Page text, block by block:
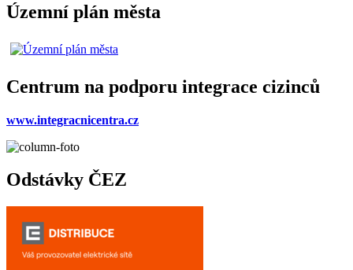
Územní plán města
Centrum na podporu integrace cizinců
www.integracnicentra.cz
Odstávky ČEZ